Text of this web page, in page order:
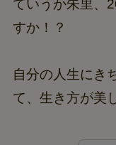
ていうか朱里、
すか！？
自分の人生にき
て、生き方が美